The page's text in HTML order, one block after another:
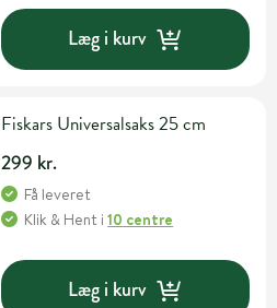
Læg i kurv
Fiskars Universalsaks 25 cm
299 kr.
Få leveret
Klik & Hent i10 centre
Læg i kurv